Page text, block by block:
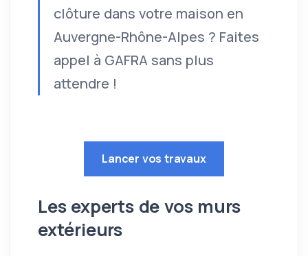
clôture dans votre maison en
Auvergne-Rhône-Alpes ? Faites
appel à GAFRA sans plus
attendre !
Lancer vos travaux
Les experts de vos murs
extérieurs